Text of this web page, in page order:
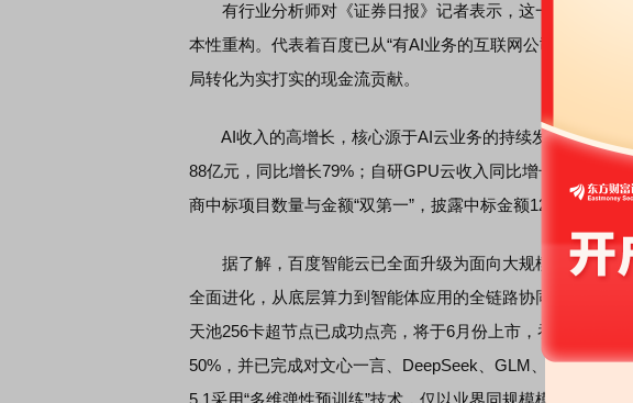
有行业分析师对《证券日报》记者表示，这一数据并非简
本性重构。代表着百度已从“有AI业务的互联网公司”转变为“
局转化为实打实的现金流贡献。
AI收入的高增长，核心源于AI云业务的持续发力。财报显
88亿元，同比增长79%；自研GPU云收入同比增长184%。
商中标项目数量与金额“双第一”，披露中标金额12.48亿元；
据了解，百度智能云已全面升级为面向大规模智能体应用
全面进化，从底层算力到智能体应用的全链路协同能力进一
天池256卡超节点已成功点亮，将于6月份上市，吞吐性能较
50%，并已完成对文心一言、DeepSeek、GLM、MiniMax
5.1采用“多维弹性预训练”技术，仅以业界同规模模型约6%